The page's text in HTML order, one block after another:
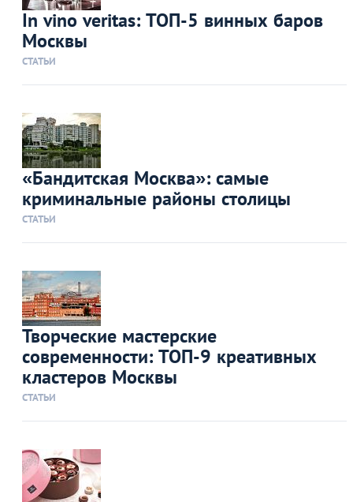
In vino veritas: ТОП-5 винных баров
Москвы
СТАТЬИ
«Бандитская Москва»: самые
криминальные районы столицы
СТАТЬИ
Творческие мастерские
современности: ТОП-9 креативных
кластеров Москвы
СТАТЬИ